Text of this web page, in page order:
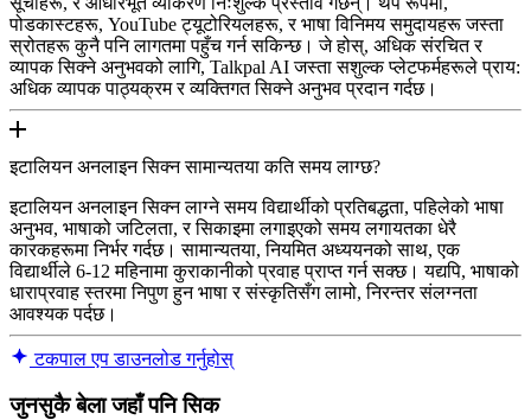
पोडकास्टहरू, YouTube ट्यूटोरियलहरू, र भाषा विनिमय समुदायहरू जस्ता
स्रोतहरू कुनै पनि लागतमा पहुँच गर्न सकिन्छ। जे होस्, अधिक संरचित र
व्यापक सिक्ने अनुभवको लागि, Talkpal AI जस्ता सशुल्क प्लेटफर्महरूले प्राय:
अधिक व्यापक पाठ्यक्रम र व्यक्तिगत सिक्ने अनुभव प्रदान गर्दछ।
इटालियन अनलाइन सिक्न सामान्यतया कति समय लाग्छ?
इटालियन अनलाइन सिक्न लाग्ने समय विद्यार्थीको प्रतिबद्धता, पहिलेको भाषा
अनुभव, भाषाको जटिलता, र सिकाइमा लगाइएको समय लगायतका धेरै
कारकहरूमा निर्भर गर्दछ। सामान्यतया, नियमित अध्ययनको साथ, एक
विद्यार्थीले 6-12 महिनामा कुराकानीको प्रवाह प्राप्त गर्न सक्छ। यद्यपि, भाषाको
धाराप्रवाह स्तरमा निपुण हुन भाषा र संस्कृतिसँग लामो, निरन्तर संलग्नता
आवश्यक पर्दछ।
टकपाल एप डाउनलोड गर्नुहोस्
जुनसुकै बेला जहाँ पनि सिक